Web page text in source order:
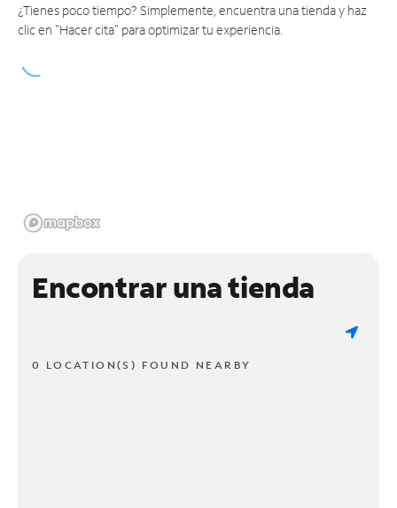
¿Tienes poco tiempo? Simplemente, encuentra una tienda y haz
clic en "Hacer cita" para optimizar tu experiencia.
Encontrar una tienda
0 LOCATION(S) FOUND NEARBY